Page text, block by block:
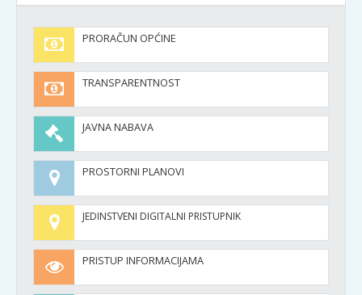
PRORAČUN OPĆINE
TRANSPARENTNOST
JAVNA NABAVA
PROSTORNI PLANOVI
JEDINSTVENI DIGITALNI PRISTUPNIK
PRISTUP INFORMACIJAMA